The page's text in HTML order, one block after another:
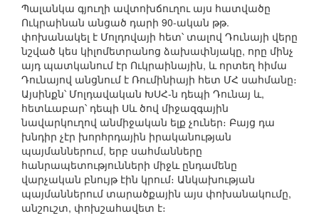
Պալանկա գյուղի ավտոխճուղու այս հատվածը
Ուկրաինան անցած դարի 90-ական թթ.
փոխանակել է Մոլդովայի հետ՝ տալով Դունայի վերը
նշված կես կիլոմետրանոց ձախափնյակը, որը մինչ
այդ պատկանում էր Ուկրաինային, և որտեղ հիմա
Դունայով անցնում է Ռումինիայի հետ ՄՀ սահմանը։
Այսինքն՝ Մոլդավական ԽՍՀ-ն դեպի Դունայ և,
հետևաբար՝ դեպի Սև ծով միջազգային
նավարկուղով անմիջական ելք չուներ։ Բայց դա
խնդիր չէր խորհրդային իրականության
պայմաններում, երբ սահմանները
հանրապետությունների միջև ընդամենը
վարչական բնույթ էին կրում։ Անկախության
պայմաններում տարածքային այս փոխանակումը,
անշուշտ, փոխշահավետ է։